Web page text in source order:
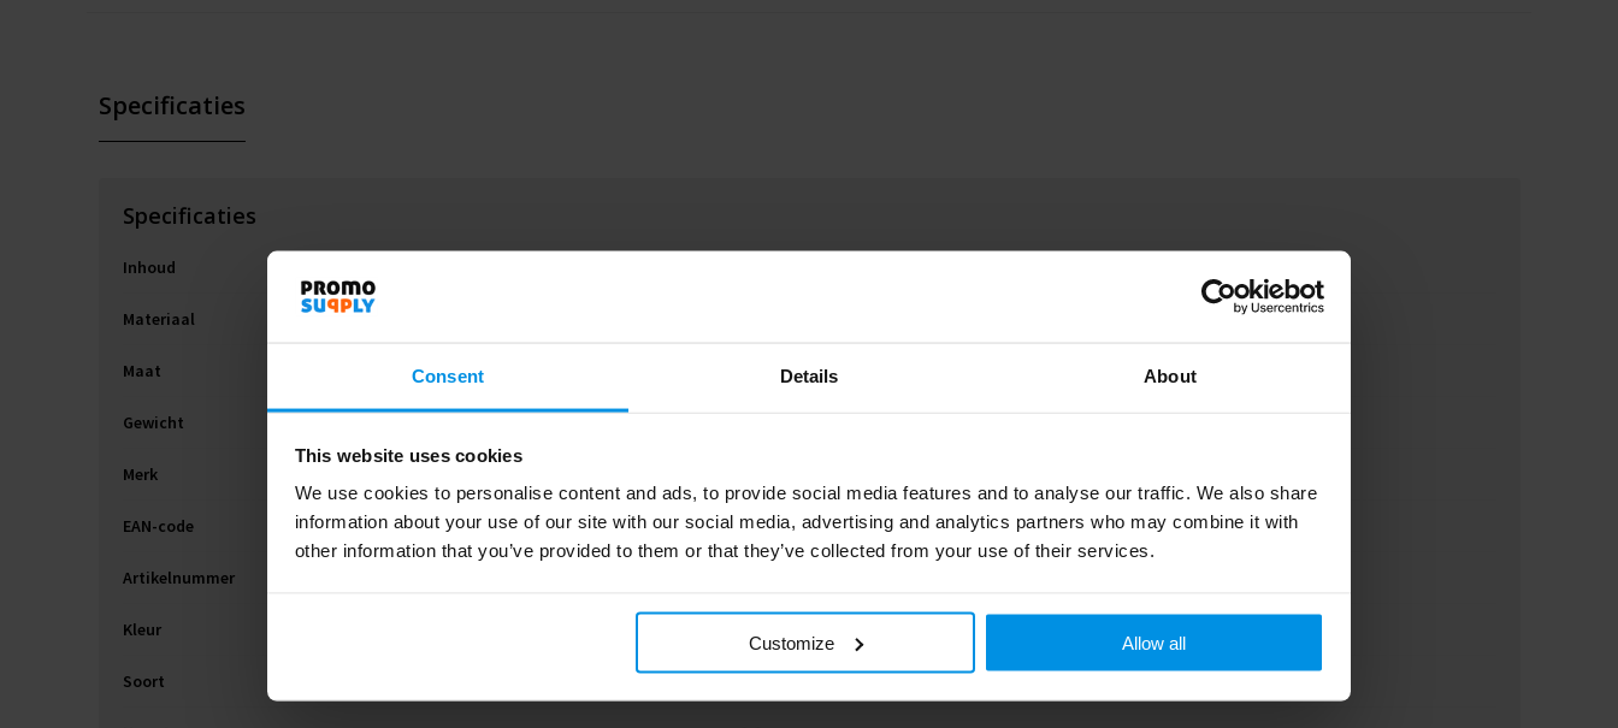
Consent Details About
This website uses cookies
We use cookies to personalise content and ads, to provide social media features and to analyse our traffic. We also share
information about your use of our site with our social media, advertising and analytics partners who may combine it with
other information that you’ve provided to them or that they’ve collected from your use of their services.
Customize Allow all
Specificaties
Specificaties
Inhoud
Materiaal
Maat # Geen maat
Gewicht
Merk
EAN-code 8785260221113
Artikelnummer
Kleur
Soort Standaard uitvoering